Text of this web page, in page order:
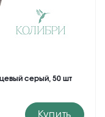
серый, 50 шт
Купить